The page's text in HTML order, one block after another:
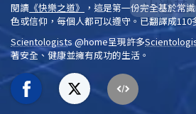
閱讀 《快樂之道》
，這是第一份完全基於常
色或信仰，每個人都可以遵守。已翻譯成110
Scientologists @home呈現許多
著安全、健康並擁有成功的生活。